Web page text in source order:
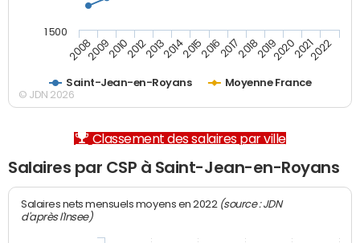
Saint-Jean-en-Royans Moyenne France
20082009201020122013201420152016201720182019202020212022
1 500
© JDN 2026
Classement des salaires par ville
Salaires par CSP à Saint-Jean-en-Royans
Salaires nets mensuels moyens en 2022 (source : JDN
d'après l'Insee)